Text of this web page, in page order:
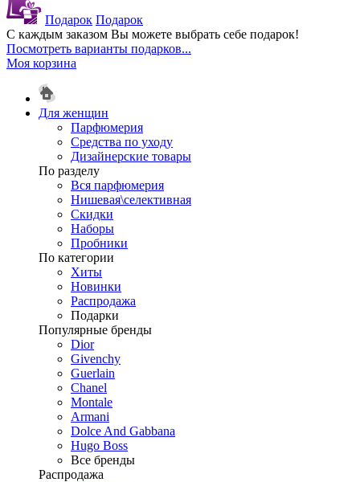
Подарок Подарок
С каждым заказом Вы можете выбрать себе подарок!
Посмотреть варианты подарков...
Моя корзина
Для женщин
Парфюмерия
Средства по уходу
Дизайнерские товары
По разделу
Вся парфюмерия
Нишевая\селективная
Скидки
Наборы
Пробники
По категории
Хиты
Новинки
Распродажа
Подарки
Популярные бренды
Dior
Givenchy
Guerlain
Chanel
Montale
Armani
Dolce And Gabbana
Hugo Boss
Все бренды
Распродажа